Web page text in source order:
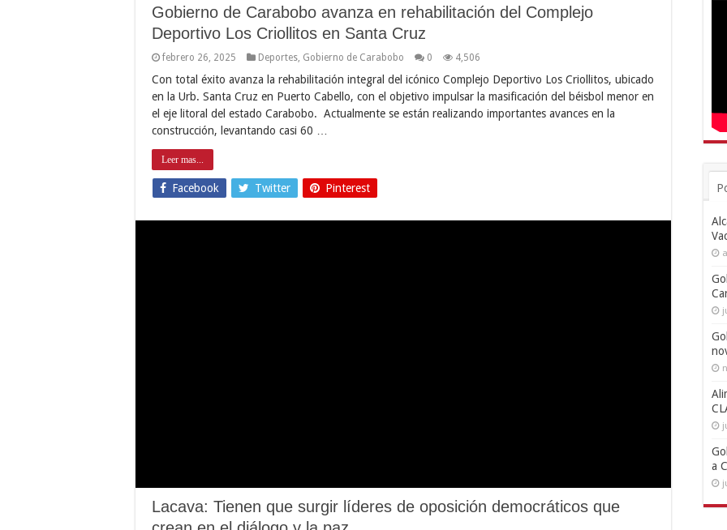
Gobierno de Carabobo avanza en rehabilitación del Complejo
Deportivo Los Criollitos en Santa Cruz
febrero 26, 2025 Deportes Gobierno de Carabobo 0 4,506
Con total éxito avanza la rehabilitación integral del icónico Complejo Deportivo Los Criollitos, ubicado
en la Urb. Santa Cruz en Puerto Cabello, con el objetivo impulsar la masificación del béisbol menor en
el eje litoral del estado Carabobo. Actualmente se están realizando importantes avances en la
construcción, levantando casi 60 …
Leer mas...
Facebook Twitter Pinterest
Lacava: Tienen que surgir líderes de oposición democráticos que
a